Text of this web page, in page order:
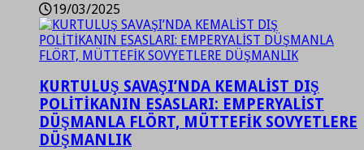
19/03/2025
KURTULUŞ SAVAŞI’NDA KEMALİST DIŞ
POLİTİKANIN ESASLARI: EMPERYALİST
DÜŞMANLA FLÖRT, MÜTTEFİK SOVYETLERE
DÜŞMANLIK